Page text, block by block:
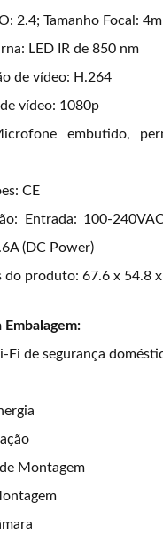
2.4; Tamanho Focal:
LED IR de 850 nm
de vídeo: H.264
vídeo: 1080p
embutido,
CE
Entrada: 100-
(DC Power)
do produto: 67.6 x 54.8
Fi de segurança
Montagem